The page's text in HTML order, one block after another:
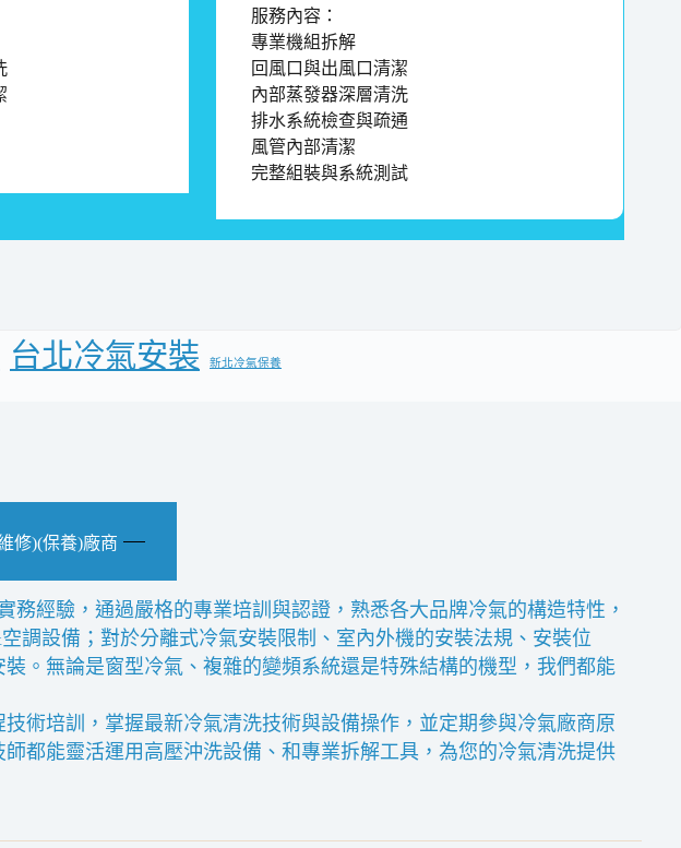
服務內容：
專業機組拆解
回風口與出風口清潔
內部蒸發器深層清洗
排水系統檢查與疏通
風管內部清潔
完整組裝與系統測試
台北冷氣安裝 新北冷氣保養
修)(保養)廠商
務經驗，通過嚴格的專業培訓與認證，熟悉各大品牌冷氣的構造特性，
調設備；對於分離式冷氣安裝限制、室內外機的安裝法規、安裝位
。無論是窗型冷氣、複雜的變頻系統還是特殊結構的機型，我們都能
技術培訓，掌握最新冷氣清洗技術與設備操作，並定期參與冷氣廠商原
都能靈活運用高壓沖洗設備、和專業拆解工具，為您的冷氣清洗提供